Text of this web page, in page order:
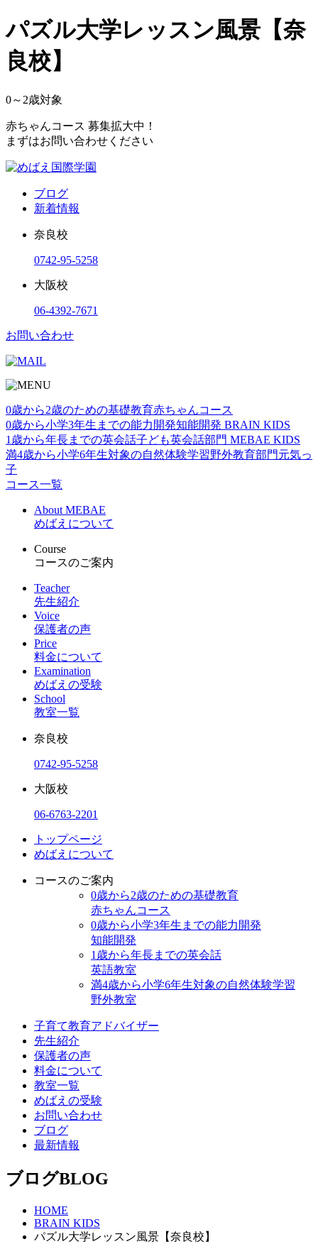
パズル大学レッスン風景【奈
良校】
0～2歳対象
赤ちゃんコース 募集拡大中！
まずはお問い合わせください
ブログ
新着情報
奈良校
0742-95-5258
大阪校
06-4392-7671
お問い合わせ
0歳から2歳のための基礎教育赤ちゃんコース
0歳から小学3年生までの能力開発知能開発 BRAIN KIDS
1歳から年⻑までの英会話子ども英会話部門 MEBAE KIDS
満4歳から小学6年生対象の自然体験学習野外教育部門元気っ
子
コース一覧
About MEBAE
めばえについて
Course
コースのご案内
Teacher
先生紹介
Voice
保護者の声
Price
料金について
Examination
めばえの受験
School
教室一覧
奈良校
0742-95-5258
大阪校
06-6763-2201
トップページ
めばえについて
コースのご案内
0歳から2歳のための基礎教育
赤ちゃんコース
0歳から小学3年生までの能力開発
知能開発
1歳から年⻑までの英会話
英語教室
満4歳から小学6年生対象の自然体験学習
野外教室
子育て教育アドバイザー
先生紹介
保護者の声
料金について
教室一覧
めばえの受験
お問い合わせ
ブログ
最新情報
ブログBLOG
HOME
BRAIN KIDS
パズル大学レッスン風景【奈良校】